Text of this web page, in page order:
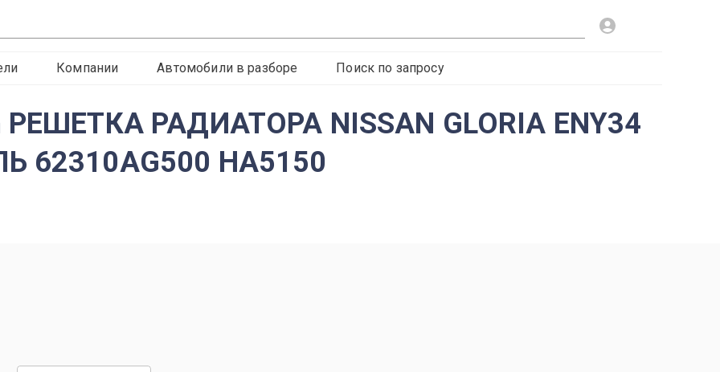
Компании Автомобили в разборе Поиск по запросу
РЕШЕТКА РАДИАТОРА NISSAN GLORIA ENY34
62310AG500 HA5150